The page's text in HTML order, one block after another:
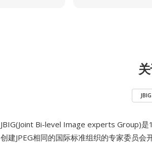
JBIG
JBIG(Joint Bi-level Image experts Group)
创建JPEG相同的国际标准组织的专家委员